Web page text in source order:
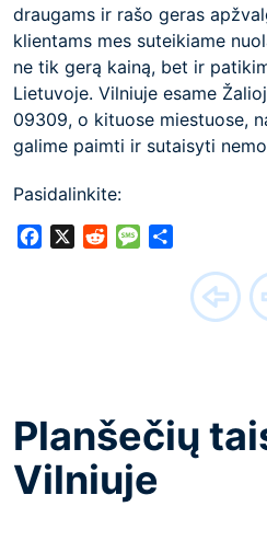
draugams ir rašo geras
klientams mes suteikiame
ne tik gerą kainą, bet ir
Lietuvoje. Vilniuje esame
09309, o kituose miestuose,
galime paimti ir sutaisyti
Pasidalinkite:
FacebookRedditMessage
Planšečių
Vilniuje